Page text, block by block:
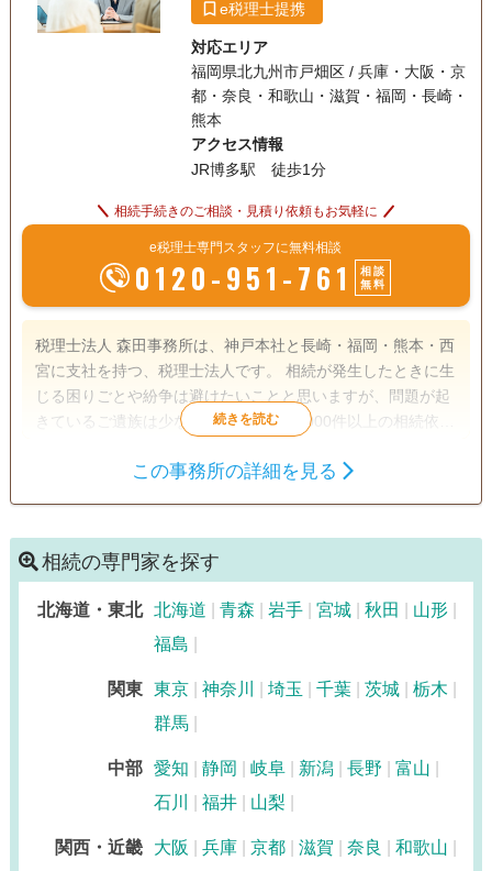
e税理士提携
対応エリア
福岡県北九州市戸畑区 / 兵庫・大阪・京
都・奈良・和歌山・滋賀・福岡・長崎・
熊本
アクセス情報
JR博多駅 徒歩1分
相続手続きのご相談・見積り依頼もお気軽に
e税理士専門スタッフに無料相談
0120-951-761
相談
無料
税理士法人 森田事務所は、神戸本社と長崎・福岡・熊本・西
宮に支社を持つ、税理士法人です。 相続が発生したときに生
じる困りごとや紛争は避けたいことと思いますが、問題が起
きているご遺族は少なくありません。1000件以上の相続依頼
く【笑顔相続】になるよう、誠心誠意サポートさせていただ
生前贈与
訪問可 初回相談無料 事務所面談可
この事務所の詳細を見る
相続の専門家を探す
北海道・東北 北海道 青森 岩手 宮城 秋田
山形
福島
関東 東京 神奈川 埼玉 千葉 茨城
栃木
群馬
中部 愛知 静岡 岐阜 新潟 長野
富山
石川
福井 山梨
関西・近畿 大阪 兵庫 京都 滋賀 奈良
和歌山